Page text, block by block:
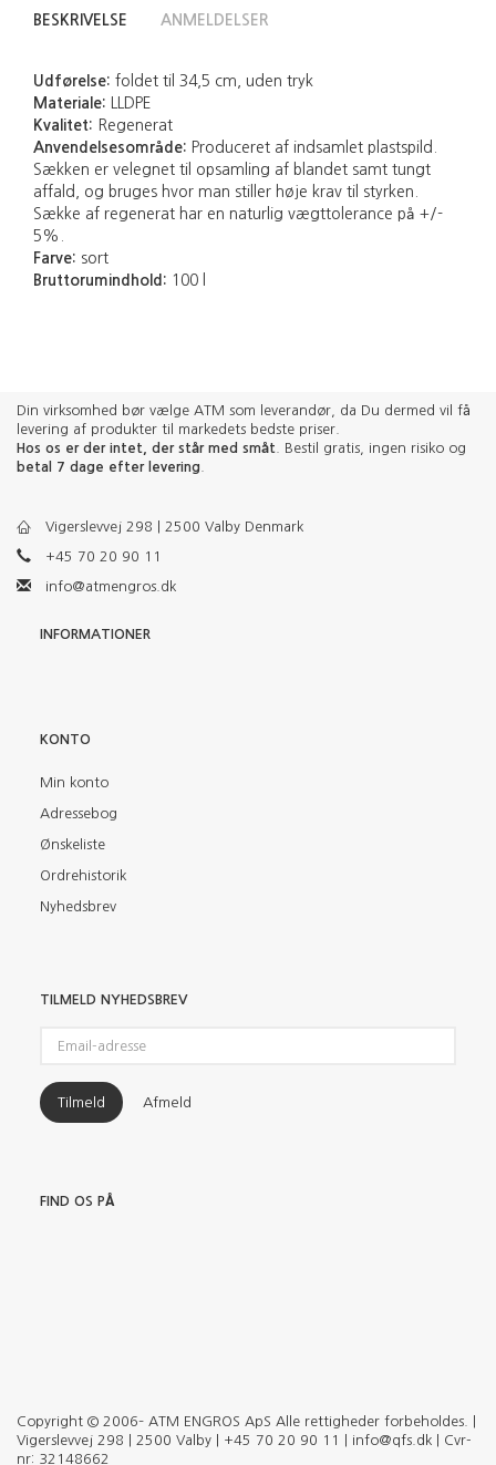
BESKRIVELSE ANMELDELSER
Udførelse: foldet til 34,5 cm, uden tryk
Materiale: LLDPE
Kvalitet: Regenerat
Anvendelsesområde: Produceret af indsamlet plastspild.
Sækken er velegnet til opsamling af blandet samt tungt
affald, og bruges hvor man stiller høje krav til styrken.
Sække af regenerat har en naturlig vægttolerance på +/-
5%.
Farve: sort
Bruttorumindhold: 100 l
Din virksomhed bør vælge ATM som leverandør, da Du dermed vil få
levering af produkter til markedets bedste priser.
Hos os er der intet, der står med småt . Bestil gratis, ingen risiko og
betal 7 dage efter levering
Vigerslevvej 298 | 2500 Valby Denmark
+45 70 20 90 11
info@atmengros.dk
INFORMATIONER
KONTO
Min konto
Adressebog
Ønskeliste
Ordrehistorik
Nyhedsbrev
TILMELD NYHEDSBREV
adresse
Tilmeld Afmeld
FIND OS PÅ
Copyright © 2006– ATM ENGROS ApS Alle rettigheder forbeholdes. |
Vigerslevvej 298 | 2500 Valby | +45 70 20 90 11 | info@qfs.dk | Cvr-
nr: 32148662